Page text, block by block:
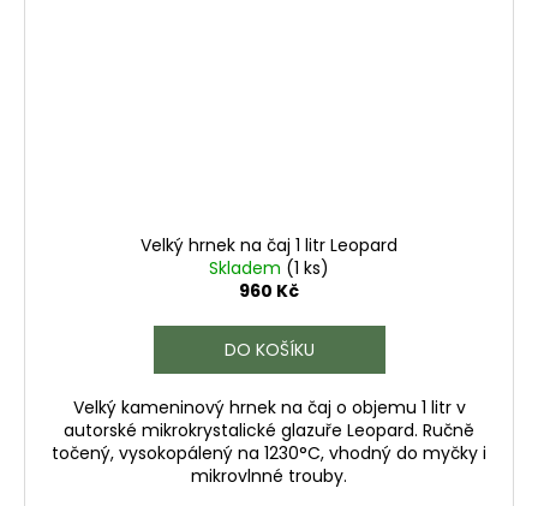
Velký hrnek na čaj 1 litr Leopard
Skladem (1 ks)
960 Kč
DO KOŠÍKU
Velký kameninový hrnek na čaj o objemu 1 litr v
autorské mikrokrystalické glazuře Leopard. Ručně
točený, vysokopálený na 1230°C, vhodný do myčky i
mikrovlnné trouby.